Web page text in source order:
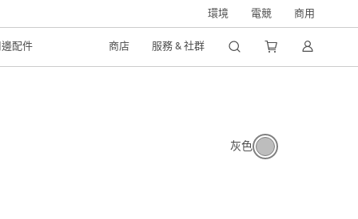
環境 電競 商用
配件 商店 服務 & 社群